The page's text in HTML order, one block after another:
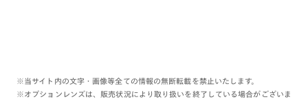
※当サイト内の文字・画像等全ての情報の無断転載を禁止いたします。
※オプションレンズは、販売状況により取り扱いを終了している場合がございま